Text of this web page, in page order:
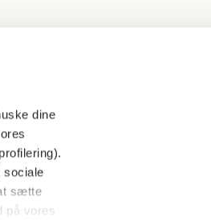
dine
sociale
sætte
på vores